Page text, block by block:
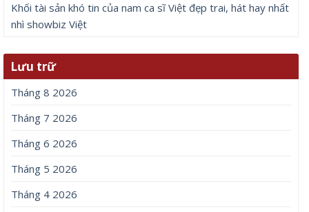
Khối tài sản khó tin của nam ca sĩ Việt đẹp trai, hát hay nhất
nhì showbiz Việt
Lưu trữ
Tháng 8 2026
Tháng 7 2026
Tháng 6 2026
Tháng 5 2026
Tháng 4 2026